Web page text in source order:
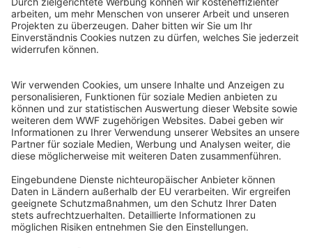
WWF Deutschland
Reinhardtstr. 18
10117 Berlin
Ihre Spende kann steuerlich geltend gemacht werden
Registriert als Stiftung WWF Deutschland, Senatsverwaltung für
Justiz Berlin, Az: 3416/976/2
Umsatzsteuer-Identifikationsnummer: DE 114236103
Freistellungsbescheid: Als gemeinnützige Körperschaft befreit
von der Körperschaftssteuer gem. §5 I 9 KStg. unter der
Steuernummer 27/641/09321